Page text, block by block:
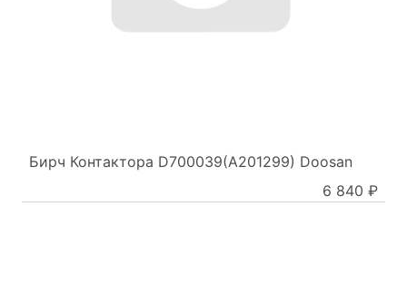
Бирч Контактора D700039(A201299) Doosan
6 840 ₽